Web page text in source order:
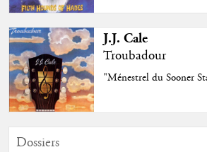
J.J. Cale
Troubadour
"Ménestrel du Sooner
Dossiers